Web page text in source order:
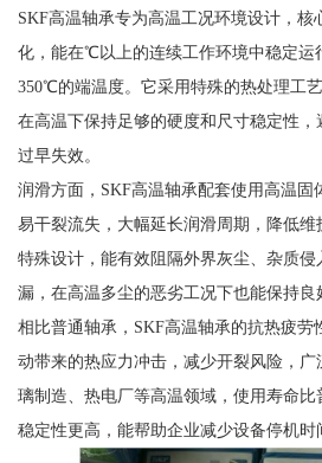
SKF高温轴承专为高温工况环境设计，核
化，能在℃以上的连续工作环境中稳定运
350℃的端温度。它采用特殊的热处理工
在高温下保持足够的硬度和尺寸稳定性
过早失效。
润滑方面，SKF高温轴承配套使用高温固
易干裂流失，大幅延长润滑周期，降低
特殊设计，能有效阻隔外界灰尘、杂质
漏，在高温多尘的恶劣工况下也能保持良
相比普通轴承，SKF高温轴承的抗热疲劳
动带来的热应力冲击，减少开裂风险，
璃制造、热电厂等高温领域，使用寿命
稳定性更高，能帮助企业减少设备停机时